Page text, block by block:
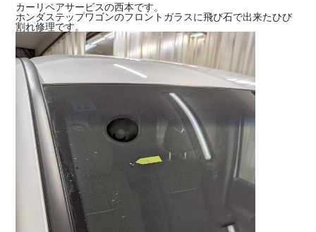
価格
カーリペアサービスの西本です。
ホンダステップワゴンのフロントガラスに飛び石で出来たひび
割れ修理です。